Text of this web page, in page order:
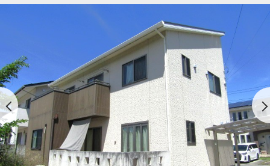
◆土日はもちろん、平日、お仕事帰りのご見学も大
◆ご見学方法はお客様のご希望に合わせてご対応致
します。
「とりあえず物件だけ見たい」「ほかの物件も見学
したい」「住宅ローンや資金計画について教えてほ
しい」という方でもお客様のご都合に合わせて対応
可能。
現地待ち合わせ、もしくはお車での送迎にて物件見
学していただけます。
お客様の安心できる環境でご対応させていただきま
す。